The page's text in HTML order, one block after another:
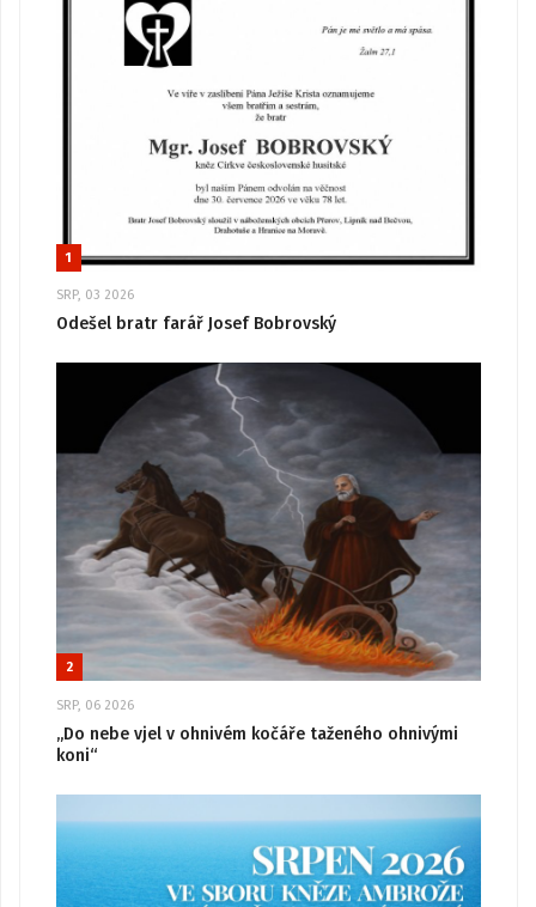
1
SRP, 03 2026
Odešel bratr farář Josef Bobrovský
2
SRP, 06 2026
„Do nebe vjel v ohnivém kočáře taženého ohnivými
koni“